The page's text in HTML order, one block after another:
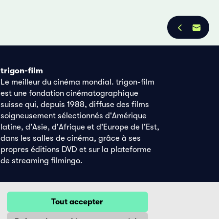
trigon-film
Le meilleur du cinéma mondial. trigon-film
est une fondation cinématographique
suisse qui, depuis 1988, diffuse des films
soigneusement sélectionnés d'Amérique
latine, d'Asie, d'Afrique et d'Europe de l'Est,
dans les salles de cinéma, grâce à ses
propres éditions DVD et sur la plateforme
de streaming filmingo.
Tout accepter